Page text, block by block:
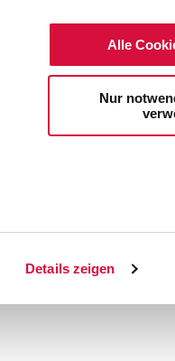
Details zeigen
Alle
Nur